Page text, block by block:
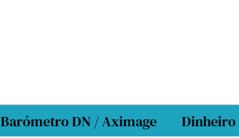
Barómetro DN / Aximage Dinheiro